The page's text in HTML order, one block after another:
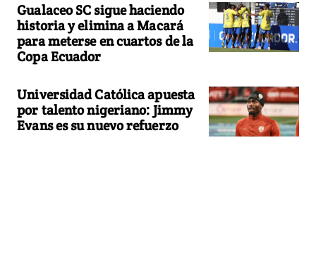
Gualaceo SC sigue haciendo
historia y elimina a Macará
para meterse en cuartos de la
Copa Ecuador
Universidad Católica apuesta
por talento nigeriano: Jimmy
Evans es su nuevo refuerzo